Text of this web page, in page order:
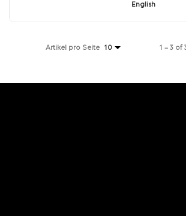
English
Artikel pro Seite 10 1 – 3 of